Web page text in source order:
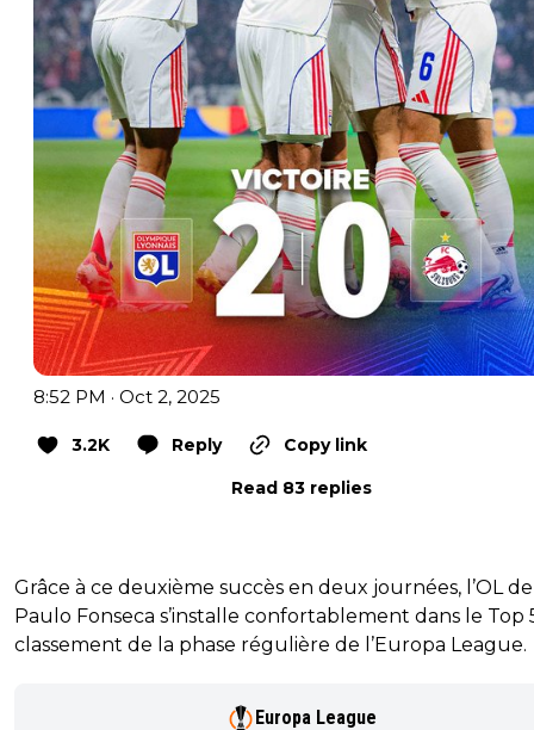
8:52 PM · Oct 2, 2025
3.2K Reply
Copy link
Read 83 replies
Grâce à ce deuxième succès en deux journées, l’OL de
Paulo Fonseca s’installe confortablement dans le Top
classement de la phase régulière de l’Europa League.
Europa League